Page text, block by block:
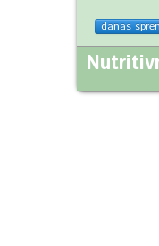
danas